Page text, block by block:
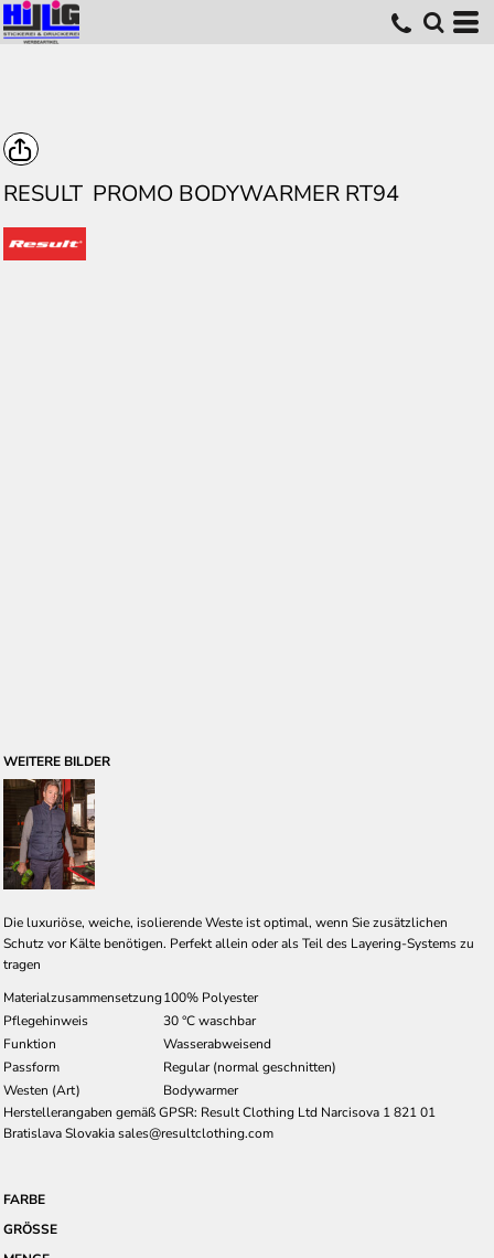
RESULT PROMO BODYWARMER RT94
WEITERE BILDER
Die luxuriöse, weiche, isolierende Weste ist optimal, wenn Sie zusätzlichen
Schutz vor Kälte benötigen. Perfekt allein oder als Teil des Layering-Systems zu
tragen
Materialzusammensetzung100% Polyester
Pflegehinweis
30 °C waschbar
Funktion
Wasserabweisend
Passform
Regular (normal geschnitten)
Westen (Art)
Bodywarmer
Herstellerangaben gemäß GPSR: Result Clothing Ltd Narcisova 1 821 01
Bratislava Slovakia sales@resultclothing.com
FARBE
GRÖSSE